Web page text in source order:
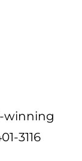
winning
3116